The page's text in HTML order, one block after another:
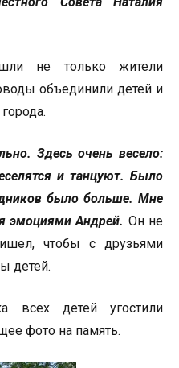
не только жители
объединили детей и
Здесь очень весело:
и танцуют. Было
было больше. Мне
эмоциями Андрей. Он не
чтобы с друзьями
детей.
всех детей угостили
фото на память.